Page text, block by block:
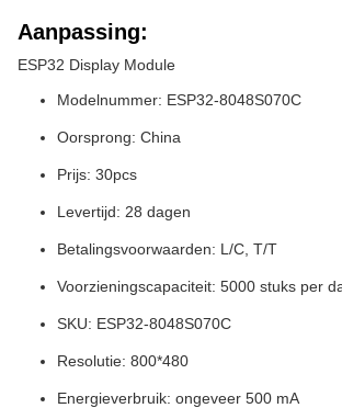
Aanpassing:
ESP32 Display Module
Modelnummer: ESP32-8048S070C
Oorsprong: China
Prijs: 30pcs
Levertijd: 28 dagen
Betalingsvoorwaarden: L/C, T/T
Voorzieningscapaciteit: 5000 stuks per
SKU: ESP32-8048S070C
Resolutie: 800*480
Energieverbruik: ongeveer 500 mA